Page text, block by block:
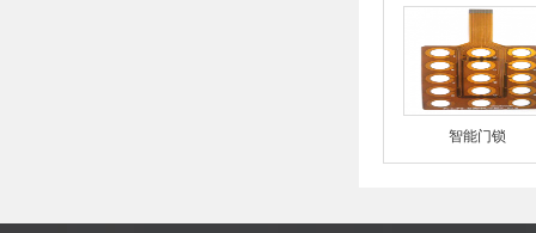
智能门锁